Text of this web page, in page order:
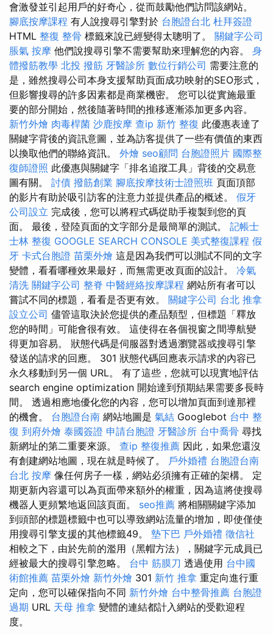
會激發並引起用戶的好奇心，從而鼓勵他們訪問該網站。
腳底按摩課程 有人說搜尋引擎對於 台胞證台北 杜拜簽證
HTML 整復 整骨 標籤來說已經變得太聰明了。 關鍵字公司
脹氣 按摩 他們說搜尋引擎不需要幫助來理解您的內容。 身
體撥筋教學 北投 撥筋 牙醫診所 數位行銷公司 需要注意的
是，雖然搜尋公司本身支援幫助頁面成功映射的SEO形式，
但影響搜尋的許多因素都是商業機密。 您可以從實施最重
要的部分開始，然後隨著時間的推移逐漸添加更多內容。
新竹外燴 肉毒桿菌 沙鹿按摩 查ip 新竹 整復 此優惠表達了
關鍵字背後的資訊意圖，並為訪客提供了一些有價值的東西
以換取他們的聯絡資訊。 外燴 seo顧問 台胞證照片 國際整
復師證照 此優惠與關鍵字「排名追蹤工具」背後的交易意
圖有關。 討債 撥筋創業 腳底按摩技術士證照班 頁面頂部
的影片有助於吸引訪客的注意力並提供產品的概述。 假牙
公司設立 完成後，您可以將程式碼從助手複製到您的頁
面。 最後，登陸頁面的文字部分是最簡單的測試。 記帳士
士林 整復 GOOGLE SEARCH CONSOLE 美式整復課程 假
牙 卡式台胞證 苗栗外燴 這是因為我們可以測試不同的文字
變體，看看哪種效果最好，而無需更改頁面的設計。 冷氣
清洗 關鍵字公司 整脊 中醫經絡按摩課程 網站所有者可以
嘗試不同的標題，看看是否更有效。 關鍵字公司 台北 推拿
設立公司 儘管這取決於您提供的產品類型，但標題「釋放
您的時間」可能會很有效。 這使得在各個視窗之間導航變
得更加容易。 狀態代碼是伺服器對透過瀏覽器或搜尋引擎
發送的請求的回應。 301 狀態代碼回應表示請求的內容已
永久移動到另一個 URL。 有了這些，您就可以現實地評估
search engine optimization 開始達到預期結果需要多長時
間。 透過相應地優化您的內容，您可以增加頁面到達那裡
的機會。 台胞證台南 網站地圖是 氣結 Googlebot 台中 整
復 到府外燴 泰國簽證 申請台胞證 牙醫診所 台中喬骨 尋找
新網址的第二重要來源。 查ip 整復推薦 因此，如果您還沒
有創建網站地圖，現在就是時候了。 戶外婚禮 台胞證台南
台北 按摩 像任何房子一樣，網站必須擁有正確的架構。 定
期更新內容還可以為頁面帶來額外的權重，因為這將使搜尋
機器人更頻繁地返回該頁面。 seo推薦 將相關關鍵字添加
到頭部的標題標籤中也可以導致網站流量的增加，即使僅使
用搜尋引擎支援的其他標籤49。 墊下巴 戶外婚禮 徵信社
相較之下，由於先前的濫用（黑帽方法），關鍵字元成員已
經被最大的搜尋引擎忽略。 台中 筋膜刀 透過使用 台中國
術館推薦 苗栗外燴 新竹外燴 301 新竹 推拿 重定向進行重
定向，您可以確保指向不同 新竹外燴 台中整骨推薦 台胞證
過期 URL 天母 推拿 變體的連結都計入網站的受歡迎程
度。